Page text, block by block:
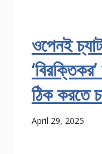
ওপেনই
ঠিক করতে
April 29, 2025